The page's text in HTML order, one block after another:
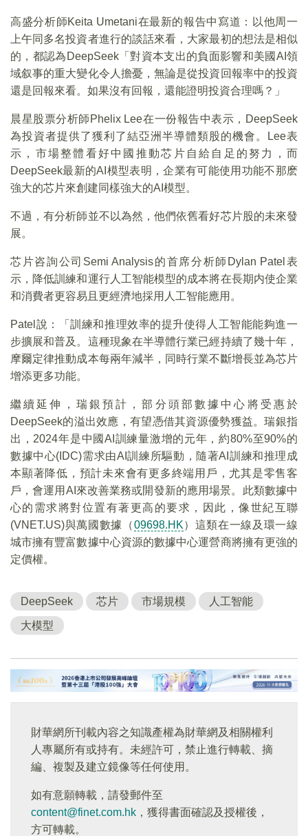
高盛分析師Keita Umetani在最新的報告中寫道：以他周一
上午同多名投資者進行的談話來看，大家最初的想法是相似
的，都認為DeepSeek「對資本支出的負面影響和美國AI領
域叙事的重大變化令人擔憂，無論是從投資回報率中的投資
還是回報來看。如果沒有回報，還能證明投資合理嗎？」
晨星股票分析師Phelix Lee在一份報告中表示，DeepSeek
為投資者提供了獲利了結亞洲半導體類股的機會。Lee表
示，市場整體看好中國推動芯片自給自足的努力，而
DeepSeek最新的AI模型表明，企業有可能使用功能不那麽
強大的芯片來創建同樣強大的AI模型。
不過，有分析師並不以為然，他們依舊看好芯片股的未來發
展。
芯片咨詢公司Semi Analysis的首席分析師Dylan Patel表
示，降低訓練和運行人工智能模型的成本將在長期内使企業
和消費者更容易且更經濟地採用人工智能應用。
Patel說：「訓練和推理效率的提升使得人工智能能夠進一
步擴展和普及。這種現象在半導體行業已經持續了幾十年，
摩爾定律推動成本每兩年減半，同時行業不斷增長並為芯片
增添更多功能。
繼續延伸，瑞銀預計，部分頭部數據中心將受惠於
DeepSeek的溢出效應，有望憑借其資源優勢獲益。瑞銀指
出，2024年是中國AI訓練量激增的元年，約80%至90%的
數據中心(IDC)需求由AI訓練所驅動，隨著AI訓練和推理成
本顯著降低，預計未來會有更多終端用戶，尤其是零售客
戶，會運用AI來改善業務或開發新的應用場景。此類數據中
心的需求將對位置有著更高的要求，因此，像世紀互聯
(VNET.US)與萬國數據（09698.HK）這類在一線及環一線
城市擁有豐富數據中心資源的數據中心運營商將擁有更強的
定價權。
DeepSeek 芯片 市場規模 人工智能
大模型
財華網所刊載內容之知識產權為財華網及相關權利
人專屬所有或持有。未經許可，禁止進行轉載、摘
編、複製及建立鏡像等任何使用。
如有意願轉載，請發郵件至
content@finet.com.hk ，獲得書面確認及授權後，
方可轉載。